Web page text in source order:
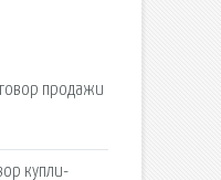
продажи
купли-